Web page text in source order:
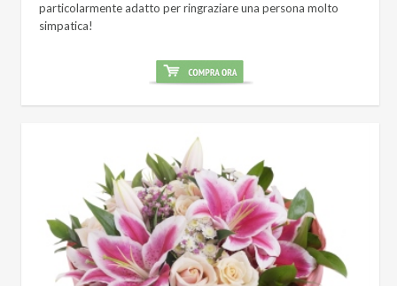
particolarmente adatto per ringraziare una persona molto
simpatica!